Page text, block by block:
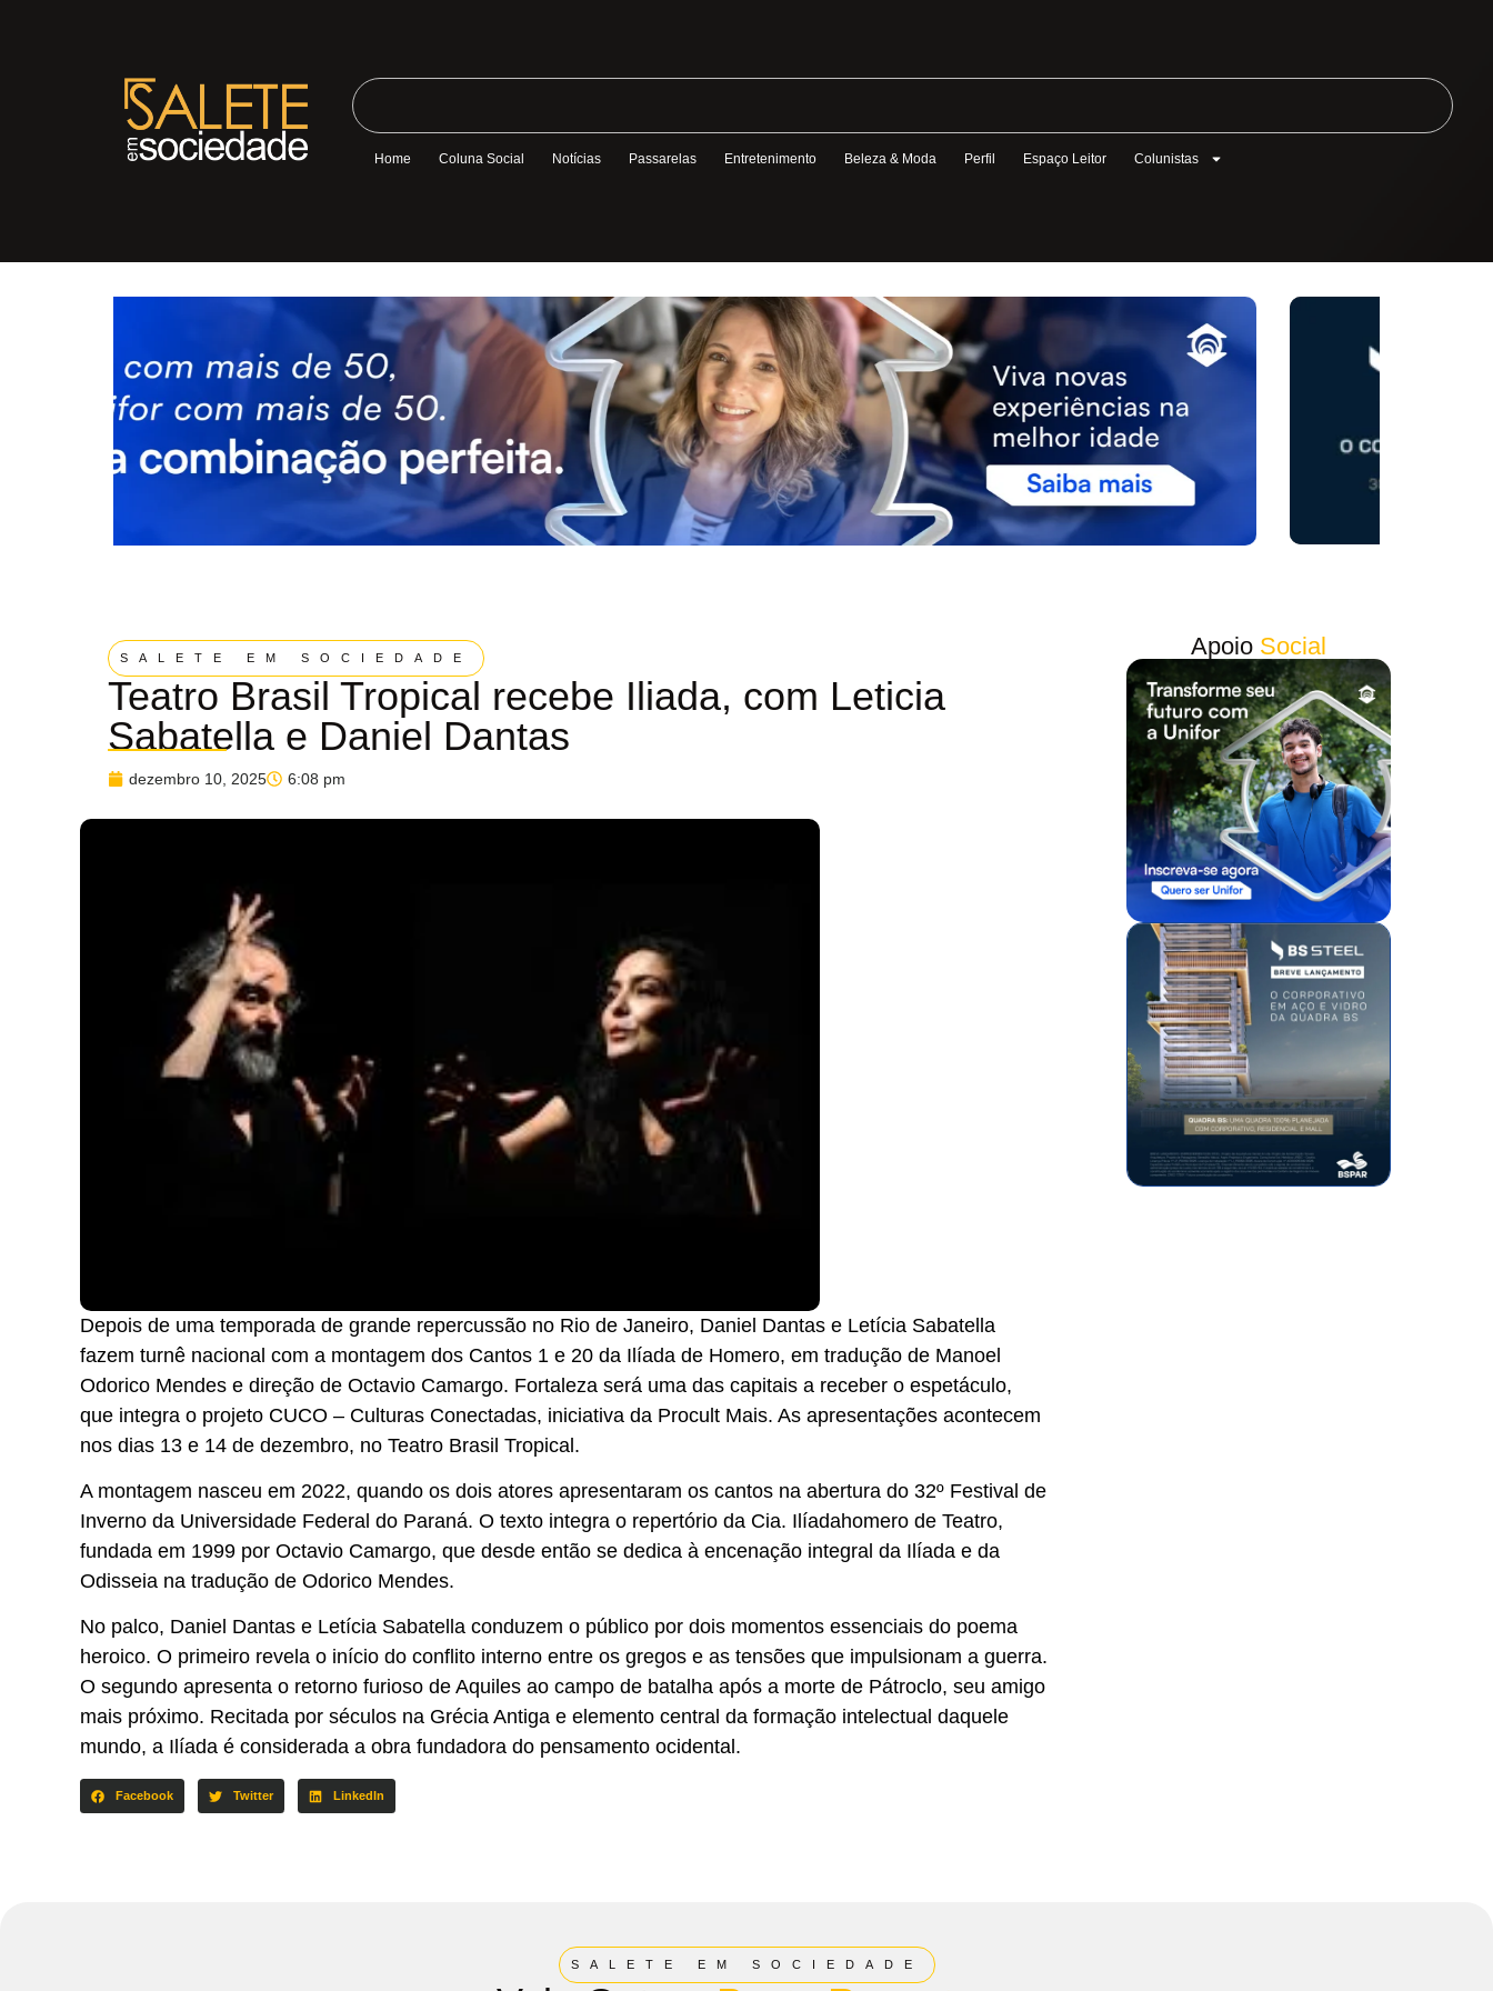
Home Coluna Social Notícias Passarelas Entretenimento Beleza & Moda Perfil Espaço Leitor Colunistas
SALETE EM SOCIEDADE
Teatro Brasil Tropical recebe Iliada, com Leticia
Sabatella e Daniel Dantas
dezembro 10, 2025 6:08 pm
Depois de uma temporada de grande repercussão no Rio de Janeiro, Daniel Dantas e Letícia Sabatella
fazem turnê nacional com a montagem dos Cantos 1 e 20 da Ilíada de Homero, em tradução de Manoel
Odorico Mendes e direção de Octavio Camargo. Fortaleza será uma das capitais a receber o espetáculo,
que integra o projeto CUCO – Culturas Conectadas, iniciativa da Procult Mais. As apresentações acontecem
nos dias 13 e 14 de dezembro, no Teatro Brasil Tropical.
A montagem nasceu em 2022, quando os dois atores apresentaram os cantos na abertura do 32º Festival de
Inverno da Universidade Federal do Paraná. O texto integra o repertório da Cia. Ilíadahomero de Teatro,
fundada em 1999 por Octavio Camargo, que desde então se dedica à encenação integral da Ilíada e da
Odisseia na tradução de Odorico Mendes.
No palco, Daniel Dantas e Letícia Sabatella conduzem o público por dois momentos essenciais do poema
heroico. O primeiro revela o início do conflito interno entre os gregos e as tensões que impulsionam a guerra.
O segundo apresenta o retorno furioso de Aquiles ao campo de batalha após a morte de Pátroclo, seu amigo
mais próximo. Recitada por séculos na Grécia Antiga e elemento central da formação intelectual daquele
mundo, a Ilíada é considerada a obra fundadora do pensamento ocidental.
Facebook Twitter LinkedIn
Apoio Social
SALETE EM SOCIEDADE